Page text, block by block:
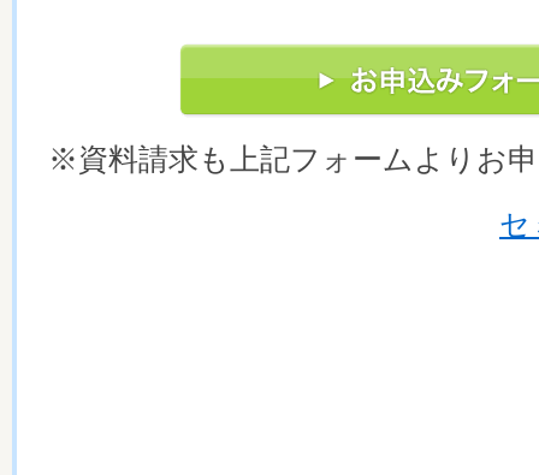
※資料請求も上記フォームよりお